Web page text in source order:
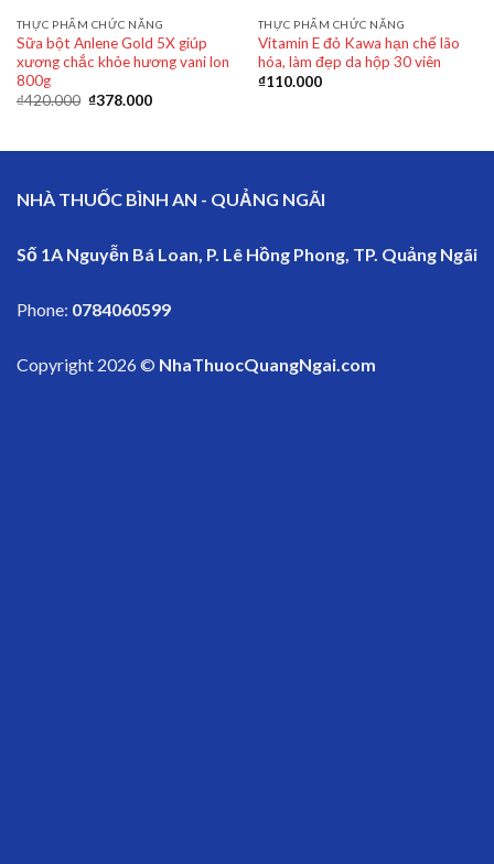
THỰC PHẨM CHỨC NĂNG
Sữa bột Anlene Gold 5X giúp
xương chắc khỏe hương vani lon
800g
₫420.000 ₫378.000
THỰC PHẨM CHỨC NĂNG
Vitamin E đỏ Kawa hạn chế lão
hóa, làm đẹp da hộp 30 viên
₫110.000
NHÀ THUỐC BÌNH AN - QUẢNG NGÃI
Số 1A Nguyễn Bá Loan, P. Lê Hồng Phong, TP. Quảng Ngãi
Phone: 0784060599
Copyright 2026 © NhaThuocQuangNgai.com